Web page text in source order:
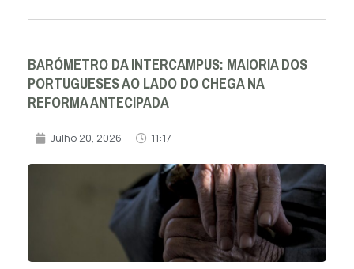
BARÓMETRO DA INTERCAMPUS: MAIORIA DOS
PORTUGUESES AO LADO DO CHEGA NA
REFORMA ANTECIPADA
Julho 20, 2026 11:17